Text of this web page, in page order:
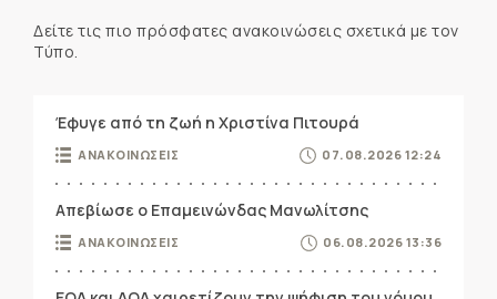
Δείτε τις πιο πρόσφατες ανακοινώσεις σχετικά με τον
Τύπο.
Έφυγε από τη ζωή η Χριστίνα Πιτουρά
ΑΝΑΚΟΙΝΩΣΕΙΣ 07.08.2026 12:24
Απεβίωσε ο Επαμεινώνδας Μανωλίτσης
ΑΝΑΚΟΙΝΩΣΕΙΣ 06.08.2026 13:36